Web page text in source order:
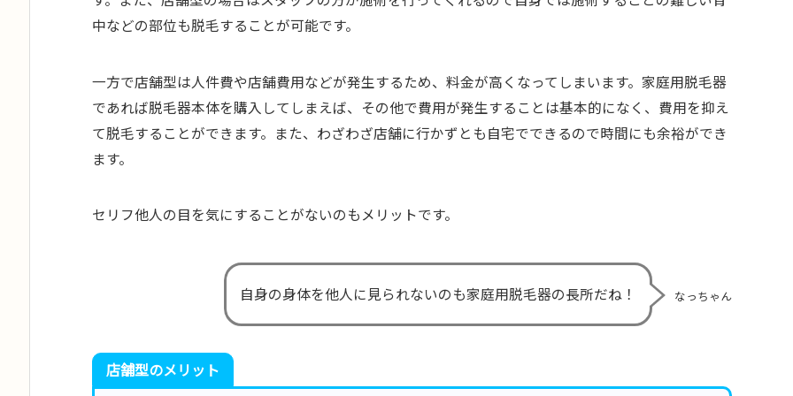
中などの部位も脱毛することが可能です。
一方で店舗型は人件費や店舗費用などが発生するため、料金が高くなってしまいます。家庭用脱毛器
であれば脱毛器本体を購入してしまえば、その他で費用が発生することは基本的になく、費用を抑え
て脱毛することができます。また、わざわざ店舗に行かずとも自宅でできるので時間にも余裕ができ
ます。
セリフ他人の目を気にすることがないのもメリットです。
なっちゃん
自身の身体を他人に見られないのも家庭用脱毛器の長所だね！
店舗型のメリット